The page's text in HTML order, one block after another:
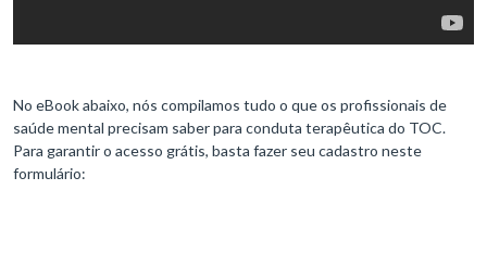
No eBook abaixo, nós compilamos tudo o que os profissionais de
saúde mental precisam saber para conduta terapêutica do TOC.
Para garantir o acesso grátis, basta fazer seu cadastro neste
formulário: